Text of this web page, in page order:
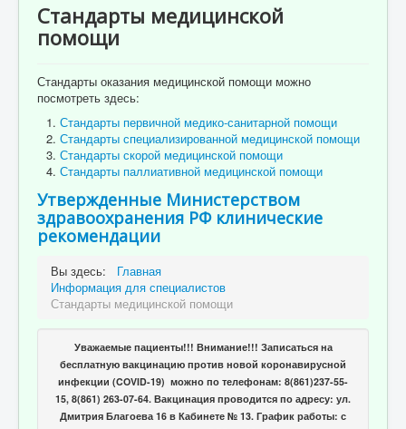
Об учреждении
Информация для специалистов
Медицинская профилактика
Врачи
Контролирующие органы
Лекарственное обеспечение
Документы
Вакансии
Связаться с нами
Отзывы пациентов
Контакты
Женская консультация
Стандарты медицинской
помощи
Стандарты оказания медицинской помощи можно
посмотреть здесь:
Стандарты первичной медико-санитарной помощи
Стандарты специализированной медицинской помощи
Стандарты скорой медицинской помощи
Стандарты паллиативной медицинской помощи
Утвержденные Министерством
здравоохранения РФ клинические
рекомендации
Вы здесь:
Главная
Информация для специалистов
Стандарты медицинской помощи
Уважаемые пациенты!!! Внимание!!! Записаться на
бесплатную вакцинацию против новой коронавирусной
инфекции (COVID-19) можно по телефонам: 8(861)237-55-
15, 8(861) 263-07-64. Вакцинация проводится по адресу: ул.
Дмитрия Благоева 16 в Кабинете № 13. График работы: с